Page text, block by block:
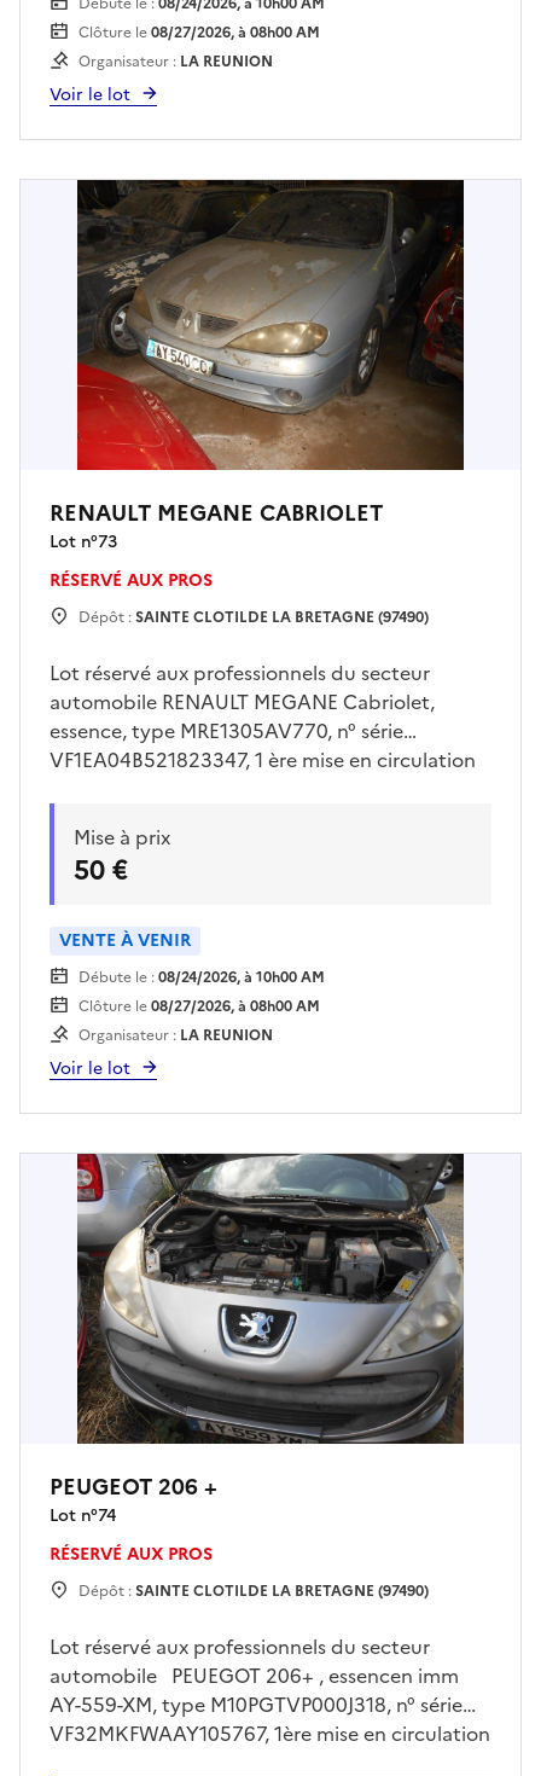
drfip974.pgp.domaine@dgfip.finances.gouv.fr
Enlèvement sur plateau obligatoire à la charge
de l'acquéreur et sur rendez vous .
Clôture le08/27/2026, à 08h00 AM
Organisateur : LA REUNION
Voir le lot
RENAULT MEGANE CABRIOLET
Lot n°73
RÉSERVÉ AUX PROS
Dépôt :SAINTE CLOTILDE LA BRETAGNE (97490)
Lot réservé aux professionnels du secteur
automobile RENAULT MEGANE Cabriolet,
essence, type MRE1305AV770, n° série
VF1EA04B521823347, 1 ère mise en circulation
uniquement le jeudi 30/07/2026 de 13h00 à
15h00 sur rendez vous pris avec Mr LE FLOC’H
sur
drfip974.pgp.domaine@dgfip.finances.gouv.fr
Enlèvement sur plateau obligatoire à la charge
de l'acquereur et sur rendez vous
Mise à prix
50 €
VENTE À VENIR
Débute le :08/24/2026, à 10h00 AM
Clôture le08/27/2026, à 08h00 AM
Organisateur : LA REUNION
Voir le lot
PEUGEOT 206 +
Lot n°74
RÉSERVÉ AUX PROS
Dépôt :SAINTE CLOTILDE LA BRETAGNE (97490)
Lot réservé aux professionnels du secteur
automobile PEUEGOT 206+ , essencen imm
AY-559-XM, type M10PGTVP000J318, n° série
VF32MKFWAAY105767, 1ère mise en circulation